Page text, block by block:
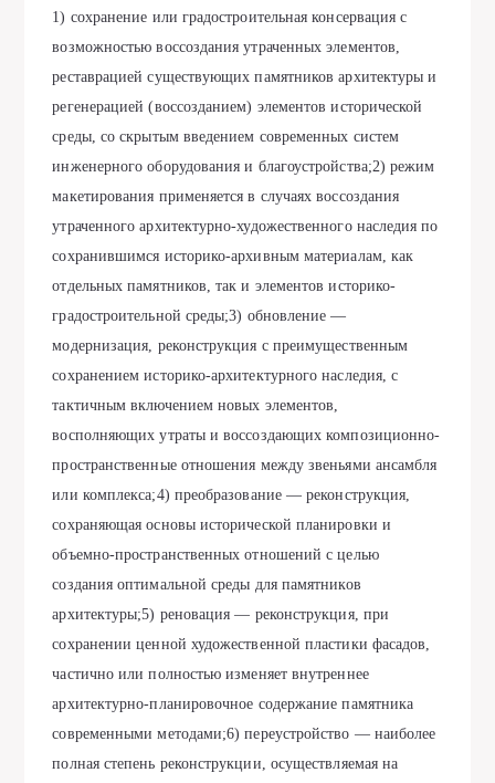
1) сохранение или градостроительная консервация с
возможностью воссоздания утраченных элементов,
реставрацией существующих памятников архитектуры и
регенерацией (воссозданием) элементов исторической
среды, со скрытым введением современных систем
инженерного оборудования и благоустройства;2) режим
макетирования применяется в случаях воссоздания
утраченного архитектурно-художественного наследия по
сохранившимся историко-архивным материалам, как
отдельных памятников, так и элементов историко-
градостроительной среды;3) обновление —
модернизация, реконструкция с преимущественным
сохранением историко-архитектурного наследия, с
тактичным включением новых элементов,
восполняющих утраты и воссоздающих композиционно-
пространственные отношения между звеньями ансамбля
или комплекса;4) преобразование — реконструкция,
сохраняющая основы исторической планировки и
объемно-пространственных отношений с целью
создания оптимальной среды для памятников
архитектуры;5) реновация — реконструкция, при
сохранении ценной художественной пластики фасадов,
частично или полностью изменяет внутреннее
архитектурно-планировочное содержание памятника
современными методами;6) переустройство — наиболее
полная степень реконструкции, осуществляемая на